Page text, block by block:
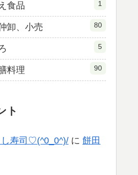
食品 1
卸、小売 80
5
料理 90
ト
寿司♡(^0_0^)/ に 餅田